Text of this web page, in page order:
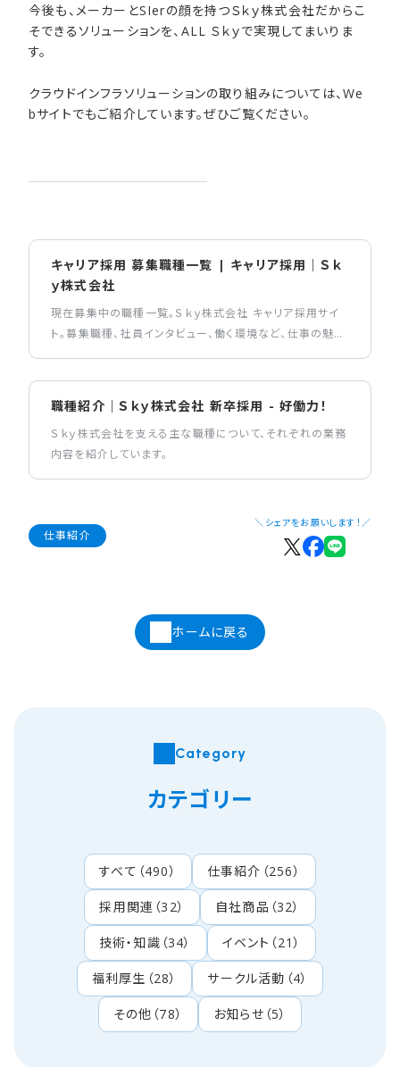
今後も、メーカーとSIerの顔を持つＳｋｙ株式会社だからこ
そできるソリューションを、ALL Ｓｋｙで実現してまいりま
す。
クラウドインフラソリューションの取り組みについては、We
bサイトでもご紹介しています。ぜひご覧ください。
キャリア採用 募集職種一覧 | キャリア採用｜Ｓｋ
ｙ株式会社
現在募集中の職種一覧。Ｓｋｙ株式会社 キャリア採用サイ
ト。募集職種、社員インタビュー、働く環境など、仕事の魅力
職種紹介｜Ｓｋｙ株式会社 新卒採用 - 好働力！
Ｓｋｙ株式会社を支える主な職種について、それぞれの業務
内容を紹介しています。
仕事紹介
＼シェアをお願いします！／
ホームに戻る
Category
カテゴリー
すべて （490） 仕事紹介 （256）
採用関連 （32） 自社商品 （32）
技術・知識 （34） イベント （21）
福利厚生 （28） サークル活動 （4）
その他 （78） お知らせ （5）